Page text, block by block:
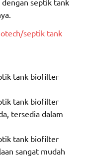
septik tank
tank biofilter
tank biofilter
tersedia dalam
tank biofilter
sangat mudah